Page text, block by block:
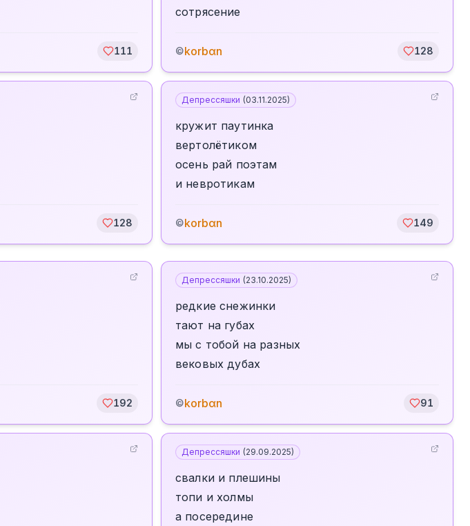
111
сотрясение
©korbαn 128
128
Депрессяшки (03.11.2025)
кружит паутинка
вертолётиком
осень рай поэтам
и невротикам
©korbαn 149
192
Депрессяшки (23.10.2025)
редкие снежинки
тают на губах
мы с тобой на разных
вековых дубах
©korbαn 91
Депрессяшки (29.09.2025)
свалки и плешины
топи и холмы
а посередине